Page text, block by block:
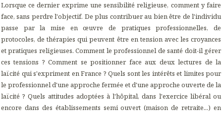
Lorsque ce dernier exprime une sensibilité religieuse, comment y faire
face, sans perdre l'objectif. De plus contribuer au bien être de l'individu
passe par la mise en œuvre de pratiques professionnelles, de
protocoles, de thérapies qui peuvent être en tension avec les croyances
et pratiques religieuses. Comment le professionnel de santé doit-il gérer
ces tensions ? Comment se positionner face aux deux lectures de la
laïcité qui s'expriment en France ? Quels sont les intérêts et limites pour
le professionnel d'une approche fermée et d'une approche ouverte de la
laïcité ? Quels attitudes adoptées à l'hôpital, dans l'exercice libéral ou
encore dans des établissements semi ouvert (maison de retraite...) en